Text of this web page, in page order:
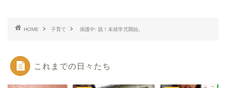
HOME 子育て 保護中: 脱！未就学児開始。
これまでの日々たち